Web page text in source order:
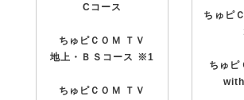
Cコース
ちゅピＣＯＭ ＴＶ
地上・ＢＳコース ※1
ちゅピＣＯＭ ＴＶ
ちゅピ
ちゅピ